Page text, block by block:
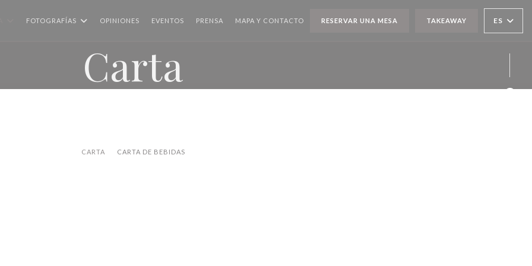
FOTOGRAFÍAS OPINIONES EVENTOS PRENSA MAPA Y CONTACTO RESERVAR UNA MESA TAKEAWAY ES
Carta
CARTA CARTA DE BEBIDAS